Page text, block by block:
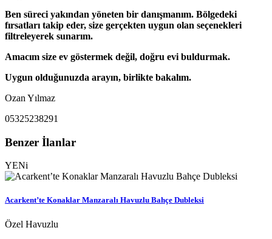
Ben süreci yakından yöneten bir danışmanım. Bölgedeki
fırsatları takip eder, size gerçekten uygun olan seçenekleri
filtreleyerek sunarım.
Amacım size ev göstermek değil, doğru evi buldurmak.
Uygun olduğunuzda arayın, birlikte bakalım.
Ozan Yılmaz
05325238291
Benzer İlanlar
YENi
Acarkent’te Konaklar Manzaralı Havuzlu Bahçe Dubleksi
Özel Havuzlu